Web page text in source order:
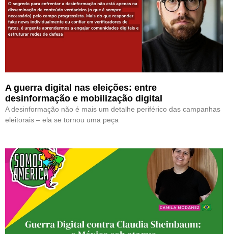
A guerra digital nas eleições: entre
desinformação e mobilização digital
A desinformação não é mais um detalhe periférico das campanhas
eleitorais – ela se tornou uma peça